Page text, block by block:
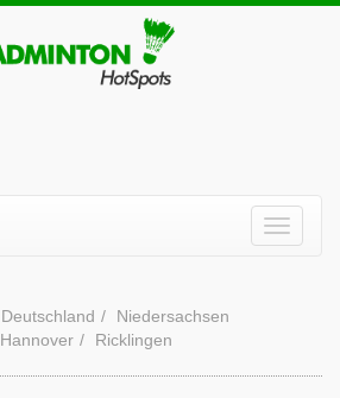
Deutschland
Niedersachsen
Hannover
Ricklingen